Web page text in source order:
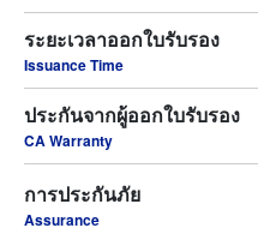
ระยะเวลาออกใบรับรอง
Issuance Time
ประกันจากผู้ออกใบรับรอง
CA Warranty
การประกันภัย
Assurance